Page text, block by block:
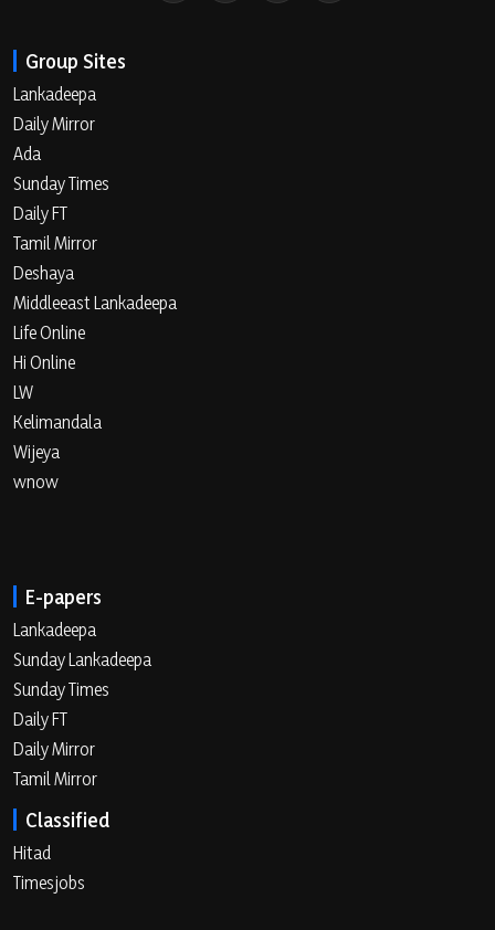
Group Sites
Lankadeepa
Daily Mirror
Ada
Sunday Times
Daily FT
Tamil Mirror
Deshaya
Middleeast Lankadeepa
Life Online
Hi Online
LW
Kelimandala
Wijeya
wnow
E-papers
Lankadeepa
Sunday Lankadeepa
Sunday Times
Daily FT
Daily Mirror
Tamil Mirror
Classified
Hitad
Timesjobs